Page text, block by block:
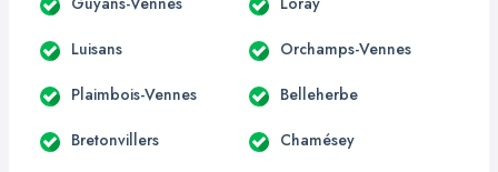
Luisans Orchamps-Vennes
Plaimbois-Vennes Belleherbe
Bretonvillers Chamésey